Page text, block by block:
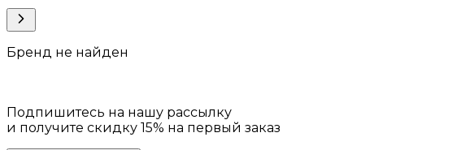
Бренд не найден
Подпишитесь на нашу рассылку
и получите скидку 15% на первый заказ